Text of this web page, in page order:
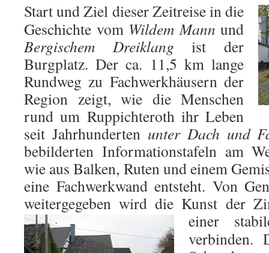
Start und Ziel dieser Zeitreise in die
Geschichte vom Wildem Mann und
Bergischem Dreiklang ist der
Burgplatz. Der ca. 11,5 km lange
Rundweg zu Fachwerkhäusern der
Region zeigt, wie die Menschen
rund um Ruppichteroth ihr Leben
seit Jahrhunderten unter Dach und
bebilderten Informationstafeln am
wie aus Balken, Ruten und einem
eine Fachwerkwand entsteht. Von
weitergegeben wird die Kunst der
einer
verbinden.